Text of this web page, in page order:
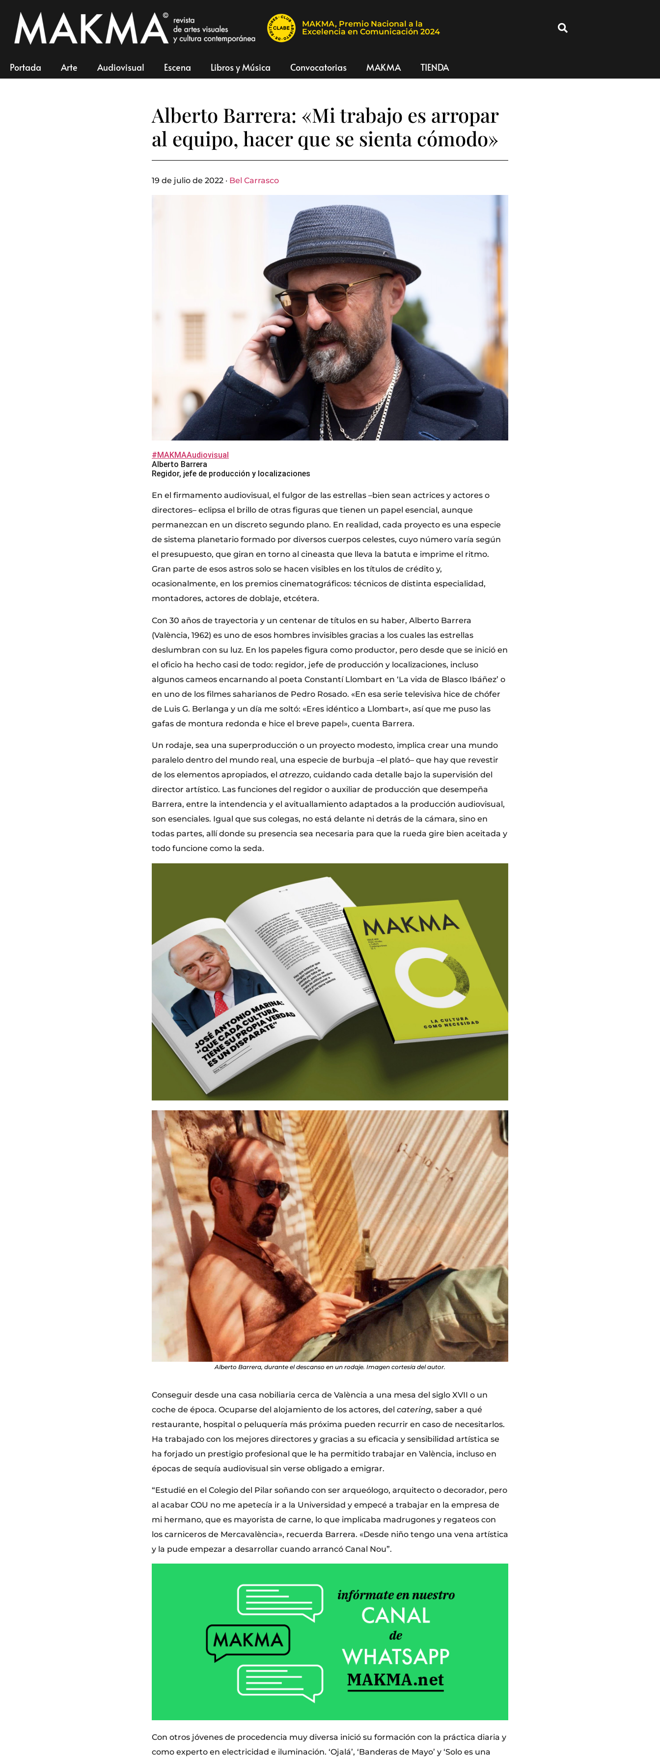
MAKMA, Premio Nacional a la
Excelencia en Comunicación 2024
Portada Arte Audiovisual Escena Libros y Música Convocatorias MAKMA TIENDA
Alberto Barrera: «Mi trabajo es arropar
al equipo, hacer que se sienta cómodo»
19 de julio de 2022 · Bel Carrasco
#MAKMAAudiovisual
Alberto Barrera
Regidor, jefe de producción y localizaciones
En el firmamento audiovisual, el fulgor de las estrellas –bien sean actrices y actores o
directores– eclipsa el brillo de otras figuras que tienen un papel esencial, aunque
permanezcan en un discreto segundo plano. En realidad, cada proyecto es una especie
de sistema planetario formado por diversos cuerpos celestes, cuyo número varía según
el presupuesto, que giran en torno al cineasta que lleva la batuta e imprime el ritmo.
Gran parte de esos astros solo se hacen visibles en los títulos de crédito y,
ocasionalmente, en los premios cinematográficos: técnicos de distinta especialidad,
montadores, actores de doblaje, etcétera.
Con 30 años de trayectoria y un centenar de títulos en su haber, Alberto Barrera
(València, 1962) es uno de esos hombres invisibles gracias a los cuales las estrellas
deslumbran con su luz. En los papeles figura como productor, pero desde que se inició en
el oficio ha hecho casi de todo: regidor, jefe de producción y localizaciones, incluso
algunos cameos encarnando al poeta Constantí Llombart en ‘La vida de Blasco Ibáñez’ o
en uno de los filmes saharianos de Pedro Rosado. «En esa serie televisiva hice de chófer
de Luis G. Berlanga y un día me soltó: «Eres idéntico a Llombart», así que me puso las
gafas de montura redonda e hice el breve papel», cuenta Barrera.
Un rodaje, sea una superproducción o un proyecto modesto, implica crear una mundo
paralelo dentro del mundo real, una especie de burbuja –el plató– que hay que revestir
de los elementos apropiados, el atrezzo, cuidando cada detalle bajo la supervisión del
director artístico. Las funciones del regidor o auxiliar de producción que desempeña
Barrera, entre la intendencia y el avituallamiento adaptados a la producción audiovisual,
son esenciales. Igual que sus colegas, no está delante ni detrás de la cámara, sino en
todas partes, allí donde su presencia sea necesaria para que la rueda gire bien aceitada y
todo funcione como la seda.
Alberto Barrera, durante el descanso en un rodaje. Imagen cortesía del autor.
Conseguir desde una casa nobiliaria cerca de València a una mesa del siglo XVII o un
coche de época. Ocuparse del alojamiento de los actores, del catering, saber a qué
restaurante, hospital o peluquería más próxima pueden recurrir en caso de necesitarlos.
Ha trabajado con los mejores directores y gracias a su eficacia y sensibilidad artística se
ha forjado un prestigio profesional que le ha permitido trabajar en València, incluso en
épocas de sequía audiovisual sin verse obligado a emigrar.
“Estudié en el Colegio del Pilar soñando con ser arqueólogo, arquitecto o decorador, pero
al acabar COU no me apetecía ir a la Universidad y empecé a trabajar en la empresa de
mi hermano, que es mayorista de carne, lo que implicaba madrugones y regateos con
los carniceros de Mercavalència», recuerda Barrera. «Desde niño tengo una vena artística
y la pude empezar a desarrollar cuando arrancó Canal Nou”.
Con otros jóvenes de procedencia muy diversa inició su formación con la práctica diaria y
como experto en electricidad e iluminación. ‘Ojalá’, ‘Banderas de Mayo’ y ‘Solo es una